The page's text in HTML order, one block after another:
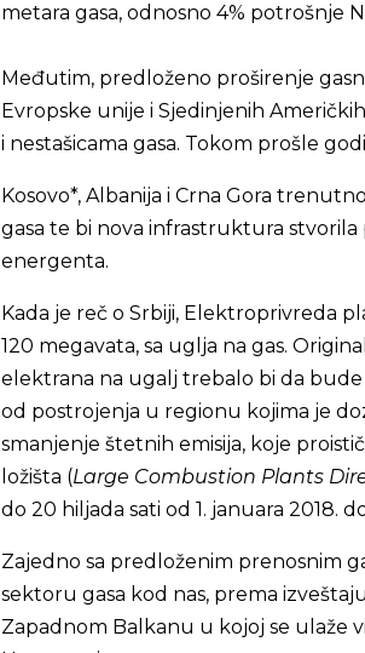
metara gasa, odnosno 4% potrošnje
Međutim, predloženo proširenje
Evropske unije i Sjedinjenih
i nestašicama gasa. Tokom prošle
Kosovo*, Albanija i Crna Gora
gasa te bi nova infrastruktura
energenta.
Kada je reč o Srbiji, Elektroprivreda
120 megavata, sa uglja na gas.
elektrana na ugalj trebalo bi da
od postrojenja u regionu kojima je
smanjenje štetnih emisija, koje
ložišta (Large Combustion Plants
do 20 hiljada sati od 1. januara 2018.
Zajedno sa predloženim prenosnim
sektoru gasa kod nas, prema
Zapadnom Balkanu u kojoj se ulaže